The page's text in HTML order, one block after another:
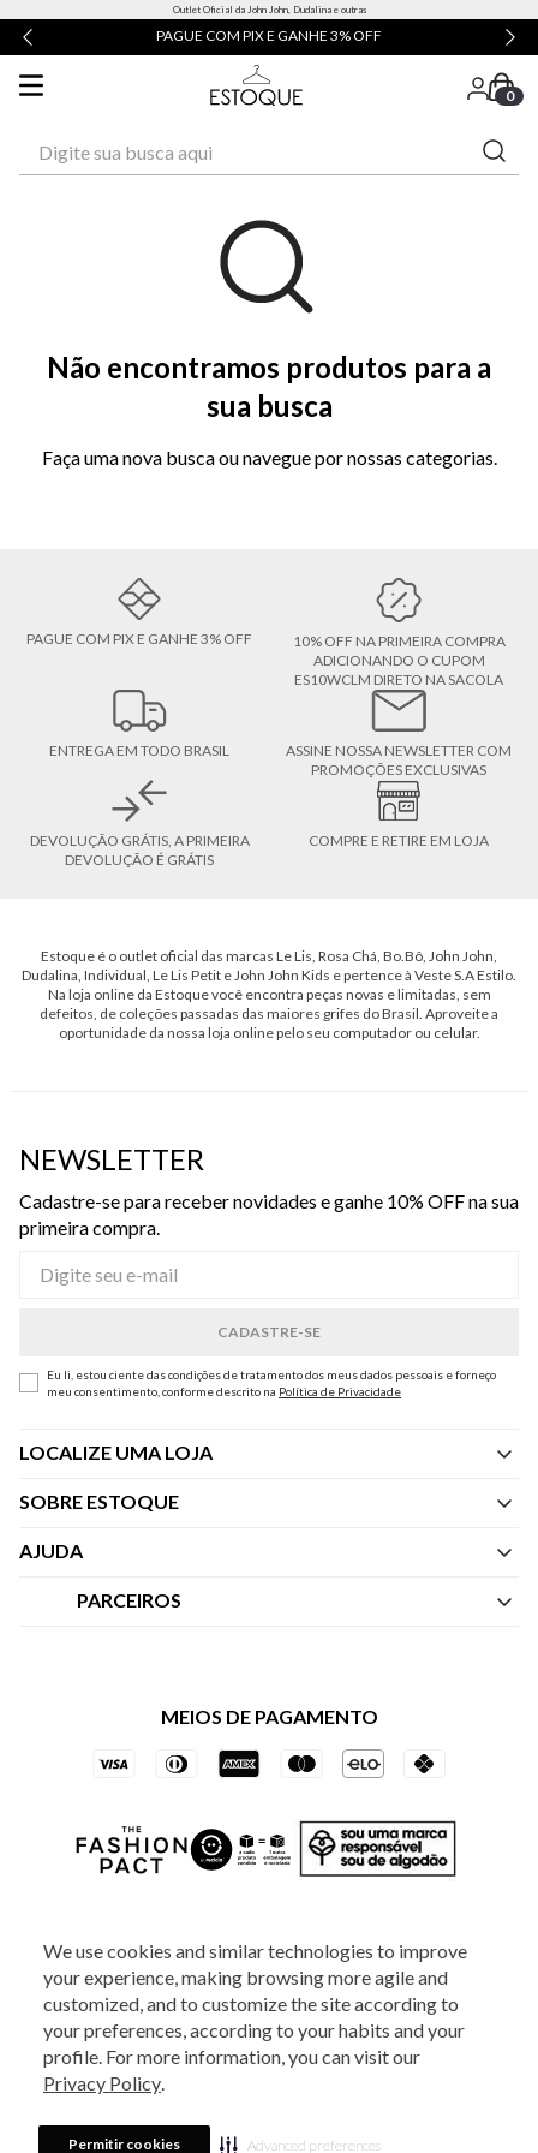
We use cookies and similar technologies to improve
your experience, making browsing more agile and
customized, and to customize the site according to
your preferences, according to your habits and your
profile. For more information, you can visit our
Privacy Policy.
Permitir cookies Advanced preferences
Outlet Oficial da John John, Dudalina e outras
PAGUE COM PIX E GANHE 3% OFF
0
Não encontramos produtos para a
sua busca
Faça uma nova busca ou navegue por nossas categorias.
PAGUE COM PIX E GANHE 3% OFF
10% OFF NA PRIMEIRA COMPRA
ADICIONANDO O CUPOM
ES10WCLM DIRETO NA SACOLA
ENTREGA EM TODO BRASIL
ASSINE NOSSA NEWSLETTER COM
PROMOÇÕES EXCLUSIVAS
DEVOLUÇÃO GRÁTIS, A PRIMEIRA
DEVOLUÇÃO É GRÁTIS
COMPRE E RETIRE EM LOJA
Estoque é o outlet oficial das marcas Le Lis, Rosa Chá, Bo.Bô, John John,
Dudalina, Individual, Le Lis Petit e John John Kids e pertence à Veste S.A Estilo.
Na loja online da Estoque você encontra peças novas e limitadas, sem
defeitos, de coleções passadas das maiores grifes do Brasil. Aproveite a
oportunidade da nossa loja online pelo seu computador ou celular.
NEWSLETTER
Cadastre-se para receber novidades e ganhe 10% OFF na sua
primeira compra.
Eu li, estou ciente das condições de tratamento dos meus dados pessoais e forneço
meu consentimento, conforme descrito na Política de Privacidade
LOCALIZE UMA LOJA
SOBRE ESTOQUE
Quem Somos
AJUDA
Central de Atendimento
Trocas e Devoluções
PARCEIROS
Vai de Visa
Azul Fidelidade
MEIOS DE PAGAMENTO
2025 - Veste S.A Estilo. Todos os direitos reservados - A loja Estoque reserva-
se no direito de corrigir ou alterar informações como: preços, promoções e
880 5520.Horário de Atendimento:
Sábados das 8h às 14h, exceto feriados. Veste S.A Estilo. Rua Othão, 405, Vila